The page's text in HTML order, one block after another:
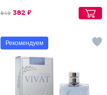
849 382 ₽
Рекомендуем